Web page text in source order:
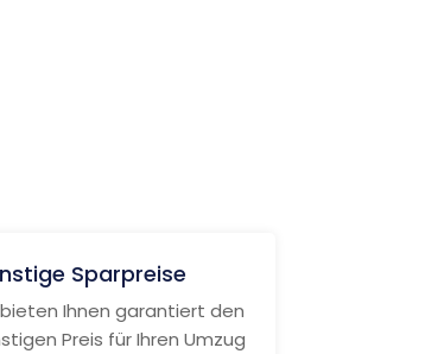
Sparpreise
Ihnen garantiert den
Preis für Ihren Umzug